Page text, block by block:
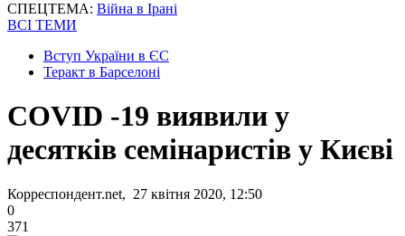
СПЕЦТЕМА: Війна в Ірані
ВСІ ТЕМИ
Вступ України в ЄС
Теракт в Барселоні
COVID -19 виявили у
десятків семінаристів у Києві
Корреспондент.net, 27 квітня 2020, 12:50
0
371